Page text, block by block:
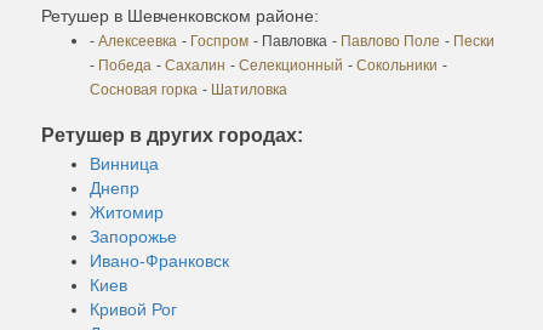
Ретушер в Шевченковском районе:
- Алексеевка - Госпром - Павловка - Павлово Поле - Пески
- Победа - Сахалин - Селекционный - Сокольники -
Сосновая горка - Шатиловка
Ретушер в других городах:
Винница
Днепр
Житомир
Запорожье
Ивано-Франковск
Киев
Кривой Рог